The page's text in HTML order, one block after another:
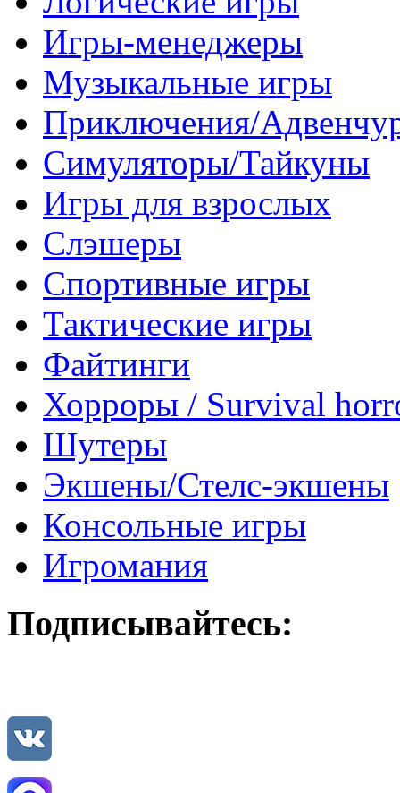
Игры-менеджеры
Музыкальные игры
Приключения/
Симуляторы/Тайкуны
Игры для взрослых
Слэшеры
Спортивные игры
Тактические игры
Файтинги
Хорроры / Survival
Шутеры
Экшены/Стелс-экшены
Консольные игры
Игромания
Подписывайтесь: